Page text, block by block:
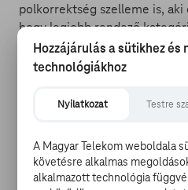
polkorrektség szelleme is,
hogy legjobb rendező
mindössze öt női jelölt
legyenek szívesek összekapni
A címszereplő egy tizenhét
Christine, aki mindent
színésznő akar lenni, anyja
Hozzájárulás a sütikhez és
technológiákhoz
Nyilatkozat Testre
A Magyar Telekom weboldala
követésre alkalmas
alkalmazott technológia